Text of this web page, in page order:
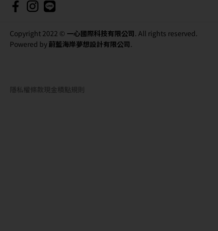
Copyright 2022 © 一心國際科技有限公司. All rights reserved.
Powered by 蔚藍海岸夢想設計有限公司.
隱私權條款現金積點規則